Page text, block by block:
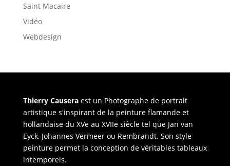
Saint Macaire
Vidéo
Webdesign
Thierry Causeraest un Photographe de portrait
artistique s'inspirant de la peinture flamande et
hollandaise du XVe au XVIIe siècle tel que Jan van
Eyck, Johannes Vermeer ou Rembrandt. Son style
peinture permet la conception de véritables tableaux
intemporels.